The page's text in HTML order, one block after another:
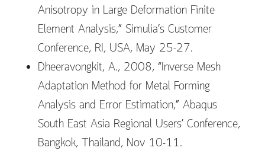
Anisotropy in Large Deformation Finite
Element Analysis,” Simulia’s Customer
Conference, RI, USA, May 25-27.
Dheeravongkit, A., 2008, “Inverse Mesh
Adaptation Method for Metal Forming
Analysis and Error Estimation,” Abaqus
South East Asia Regional Users’ Conference,
Bangkok, Thailand, Nov 10-11.